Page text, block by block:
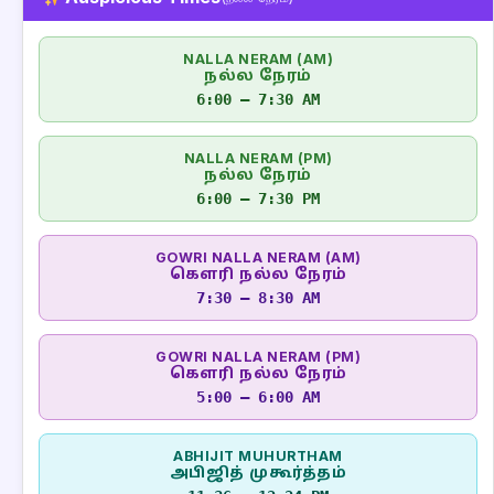
NALLA NERAM (AM)
நல்ல நேரம்
6:00 – 7:30 AM
NALLA NERAM (PM)
நல்ல நேரம்
6:00 – 7:30 PM
GOWRI NALLA NERAM (AM)
கௌரி நல்ல நேரம்
7:30 – 8:30 AM
GOWRI NALLA NERAM (PM)
கௌரி நல்ல நேரம்
5:00 – 6:00 AM
ABHIJIT MUHURTHAM
அபிஜித் முகூர்த்தம்